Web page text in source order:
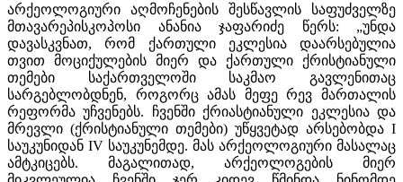
არქეოლოგიური აღმოჩენების შესწავლის საფუძველზე
მთავარეპისკოპოსი ანანია ჯაფარიძე წერს: „უნდა
დავასკვნათ, რომ ქართული ეკლესია დაარსებულია
თვით მოციქულების მიერ და ქართული ქრისტიანული
თემები საქართველოში საკმაო გავლენითაც
სარგებლობდნენ, როგორც ამას მეფე რევ მართალის
რეფორმა უჩვენებს. ჩვენში ქრიასტიანული ეკლესია და
მრევლი (ქრისტიანული თემები) უწყვეტად არსებობდა I
საუკუნიდან IV საუკუნემდე. მას არქეოლოგიური მასალაც
ამტკიცებს. მაგალითად, არქეოლოგების მიერ